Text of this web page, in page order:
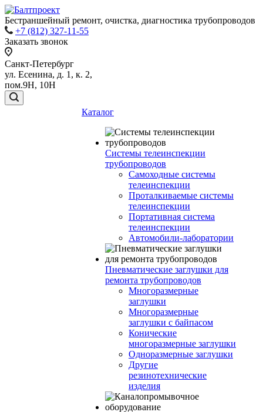
Бестраншейный ремонт, очистка, диагностика трубопроводов
+7 (812) 327-11-55
Заказать звонок
Санкт-Петербург
ул. Есенина, д. 1, к. 2,
пом.9Н, 10Н
Каталог
Системы телеинспекции
трубопроводов
Самоходные системы
телеинспекции
Проталкиваемые системы
телеинспекции
Портативная система
телеинспекции
Автомобили-лаборатории
Пневматические заглушки для
ремонта трубопроводов
Многоразмерные
заглушки
Многоразмерные
заглушки с байпасом
Конические
многоразмерные заглушки
Одноразмерные заглушки
Другие
резинотехнические
изделия